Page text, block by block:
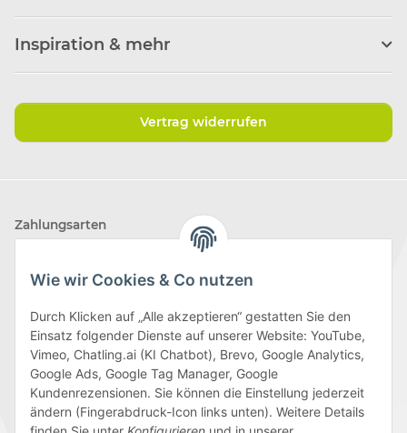
Wie wir Cookies & Co nutzen
Durch Klicken auf „Alle akzeptieren“ gestatten Sie den
Einsatz folgender Dienste auf unserer Website: YouTube,
Vimeo, Chatling.ai (KI Chatbot), Brevo, Google Analytics,
Google Ads, Google Tag Manager, Google
Kundenrezensionen. Sie können die Einstellung jederzeit
ändern (Fingerabdruck-Icon links unten). Weitere Details
Inspiration & mehr
Vertrag widerrufen
Zahlungsarten
Wir versenden mit